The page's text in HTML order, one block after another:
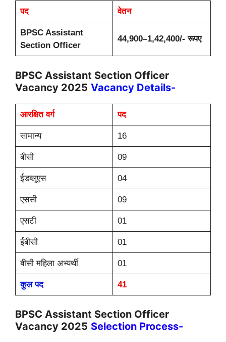
पद वेतन
BPSC Assistant
Section Officer
44,900–1,42,400/- रूपए
BPSC Assistant Section Officer
Vacancy 2025 Vacancy Details-
आरक्षित वर्ग पद
सामान्य 16
बीसी 09
ईडब्लूएस 04
एससी 09
एसटी 01
ईबीसी 01
बीसी महिला अभ्यर्थी 01
कुल पद 41
BPSC Assistant Section Officer
Vacancy 2025 Selection Process-